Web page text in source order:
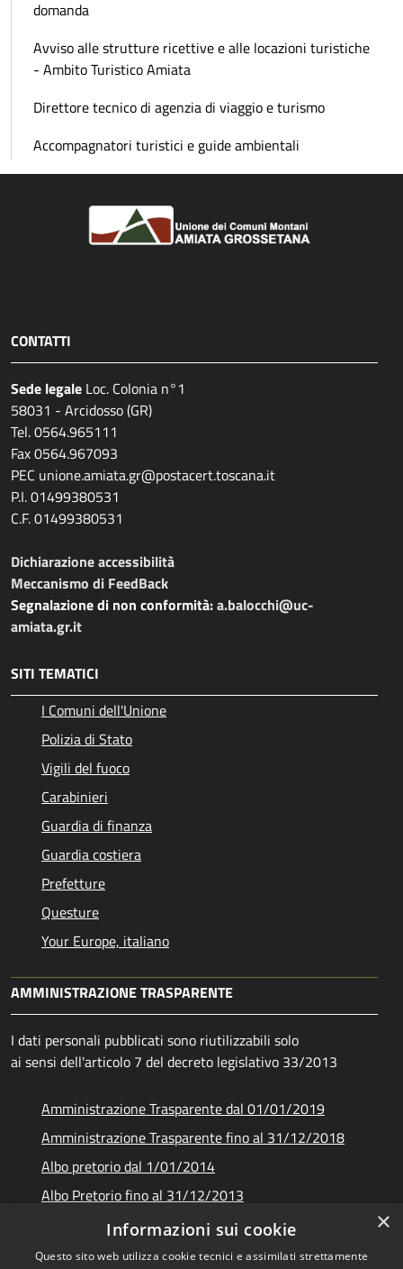
domanda
Avviso alle strutture ricettive e alle locazioni turistiche
- Ambito Turistico Amiata
Direttore tecnico di agenzia di viaggio e turismo
Accompagnatori turistici e guide ambientali
CONTATTI
Sede legale Loc. Colonia n°1
58031 - Arcidosso (GR)
Tel. 0564.965111
Fax 0564.967093
PEC unione.amiata.gr@postacert.toscana.it
P.I. 01499380531
C.F. 01499380531
Dichiarazione accessibilità
Meccanismo di FeedBack
Segnalazione di non conformità:a.balocchi@uc-
amiata.gr.it
SITI TEMATICI
I Comuni dell'Unione
Polizia di Stato
Vigili del fuoco
Carabinieri
Guardia di finanza
Guardia costiera
Prefetture
Questure
Your Europe, italiano
AMMINISTRAZIONE TRASPARENTE
I dati personali pubblicati sono riutilizzabili solo
ai sensi dell'articolo 7 del decreto legislativo 33/2013
Amministrazione Trasparente dal 01/01/2019
Amministrazione Trasparente fino al 31/12/2018
Albo pretorio dal 1/01/2014
Albo Pretorio fino al 31/12/2013
Documenti e dati
×
Informazioni sui cookie
Questo sito web utilizza cookie tecnici e assimilati strettamente